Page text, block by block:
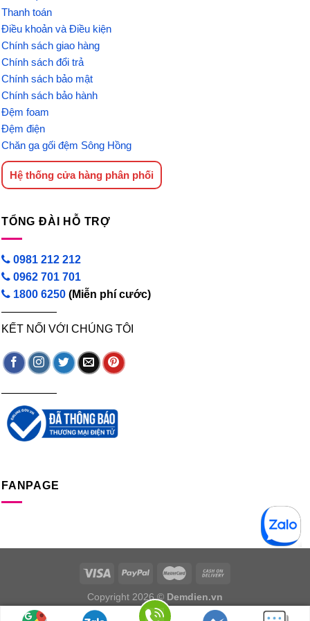
Thanh toán
Điều khoản và Điều kiện
Chính sách giao hàng
Chính sách đổi trả
Chính sách bảo mật
Chính sách bảo hành
Đệm foam
Đệm điện
Chăn ga gối đệm Sông Hồng
Hệ thống cửa hàng phân phối
TỔNG ĐÀI HỖ TRỢ
0981 212 212
0962 701 701
1800 6250 (Miễn phí cước)
—————
KẾT NỐI VỚI CHÚNG TÔI
—————
FANPAGE
Copyright 2026 © Demdien.vn
Chịu trách nhiệm nội dung: Ngọc Nguyễn. Email: